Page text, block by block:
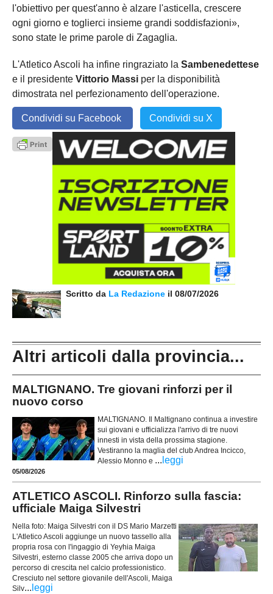
l'obiettivo per quest'anno è alzare l'asticella, crescere
ogni giorno e toglierci insieme grandi soddisfazioni»,
sono state le prime parole di Zagaglia.
L'Atletico Ascoli ha infine ringraziato la Sambenedettese
e il presidente Vittorio Massi per la disponibilità
dimostrata nel perfezionamento dell'operazione.
Condividi su Facebook Condividi su X
Scritto da La Redazione il 08/07/2026
Altri articoli dalla provincia...
MALTIGNANO. Tre giovani rinforzi per il
nuovo corso
MALTIGNANO. Il Maltignano continua a investire
sui giovani e ufficializza l'arrivo di tre nuovi
innesti in vista della prossima stagione.
Vestiranno la maglia del club Andrea Incicco,
Alessio Monno e ... leggi
05/08/2026
ATLETICO ASCOLI. Rinforzo sulla fascia:
ufficiale Maiga Silvestri
Nella foto: Maiga Silvestri con il DS Mario Marzetti
L'Atletico Ascoli aggiunge un nuovo tassello alla
propria rosa con l'ingaggio di Yeyhia Maiga
Silvestri, esterno classe 2005 che arriva dopo un
percorso di crescita nel calcio professionistico.
Cresciuto nel settore giovanile dell'Ascoli, Maiga
Silv... leggi